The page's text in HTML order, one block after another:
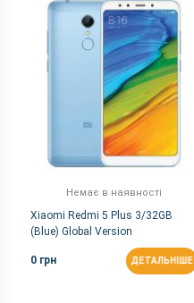
Немає в наявності
Xiaomi Redmi 5 Plus 3/32GB
(Blue) Global Version
0 грн ДЕТАЛЬНІШЕ